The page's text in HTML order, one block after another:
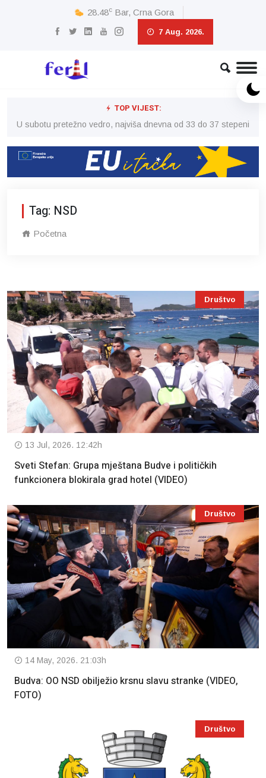
28.48c Bar, Crna Gora
7 Aug. 2026.
TOP VIJEST:
U subotu pretežno vedro, najviša dnevna od 33 do 37 stepeni
Tag: NSD
Početna
Društvo
13 Jul, 2026. 12:42h
Sveti Stefan: Grupa mještana Budve i političkih
funkcionera blokirala grad hotel (VIDEO)
Društvo
14 May, 2026. 21:03h
Budva: OO NSD obilježio krsnu slavu stranke (VIDEO,
FOTO)
Društvo